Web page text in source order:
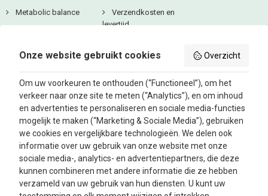
Metabolic balance
Verzendkosten en
levertijd
Betaalmethodes
Algemene
voorwaarden
Retourbeleid en
Inloggen
Contacteer ons
Onze website gebruikt cookies Overzicht
Om uw voorkeuren te onthouden (“Functioneel”), om het
verkeer naar onze site te meten (“Analytics”), en om inhoud
en advertenties te personaliseren en sociale media-functies
mogelijk te maken (“Marketing & Sociale Media”), gebruiken
we cookies en vergelijkbare technologieën. We delen ook
informatie over uw gebruik van onze website met onze
sociale media-, analytics- en advertentiepartners, die deze
kunnen combineren met andere informatie die ze hebben
verzameld van uw gebruik van hun diensten. U kunt uw